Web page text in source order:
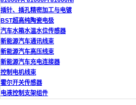
插针、插孔精密加工与电镀
BST超高纯陶瓷电极
汽车水箱水温水位传感器
新能源汽车通讯线束
新能源汽车高压线束
新能源汽车充电连接器
控制电机线束
霍尔开关传感器
电液控制支架组件